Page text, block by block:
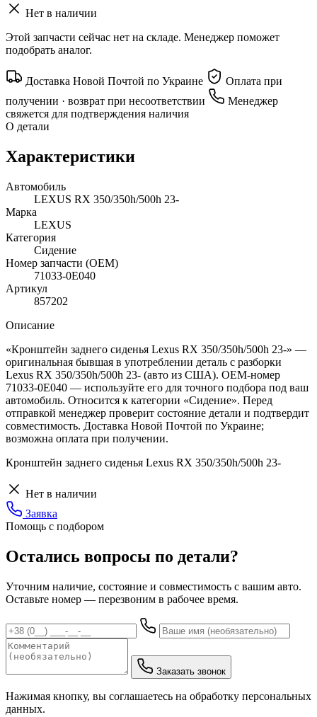
Нет в наличии
Этой запчасти сейчас нет на складе. Менеджер поможет
подобрать аналог.
Доставка Новой Почтой по Украине
Оплата при
получении · возврат при несоответствии
Менеджер
свяжется для подтверждения наличия
О детали
Характеристики
Автомобиль
LEXUS RX 350/350h/500h 23-
Марка
LEXUS
Категория
Сидение
Номер запчасти (OEM)
71033-0E040
Артикул
857202
Описание
«Кронштейн заднего сиденья Lexus RX 350/350h/500h 23-» —
оригинальная бывшая в употреблении деталь с разборки
Lexus RX 350/350h/500h 23- (авто из США). OEM-номер
71033-0E040 — используйте его для точного подбора под ваш
автомобиль. Относится к категории «Сидение». Перед
отправкой менеджер проверит состояние детали и подтвердит
совместимость. Доставка Новой Почтой по Украине;
возможна оплата при получении.
Кронштейн заднего сиденья Lexus RX 350/350h/500h 23-
Нет в наличии
Заявка
Помощь с подбором
Остались вопросы по детали?
Уточним наличие, состояние и совместимость с вашим авто.
Оставьте номер — перезвоним в рабочее время.
Заказать звонок
Нажимая кнопку, вы соглашаетесь на обработку персональных
данных.